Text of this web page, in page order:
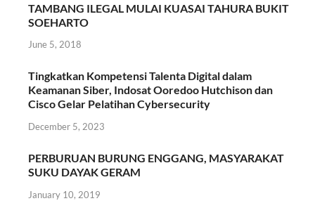
TAMBANG ILEGAL MULAI KUASAI TAHURA BUKIT
SOEHARTO
June 5, 2018
Tingkatkan Kompetensi Talenta Digital dalam
Keamanan Siber, Indosat Ooredoo Hutchison dan
Cisco Gelar Pelatihan Cybersecurity
December 5, 2023
PERBURUAN BURUNG ENGGANG, MASYARAKAT
SUKU DAYAK GERAM
January 10, 2019